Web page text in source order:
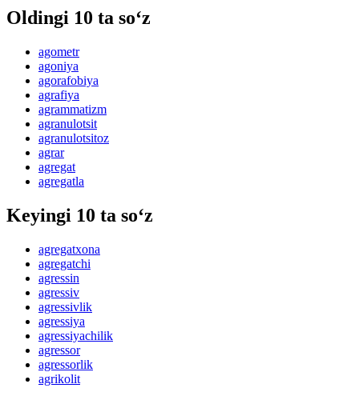
Oldingi 10 ta so‘z
agometr
agoniya
agorafobiya
agrafiya
agrammatizm
agranulotsit
agranulotsitoz
agrar
agregat
agregatla
Keyingi 10 ta so‘z
agregatxona
agregatchi
agressin
agressiv
agressivlik
agressiya
agressiyachilik
agressor
agressorlik
agrikolit